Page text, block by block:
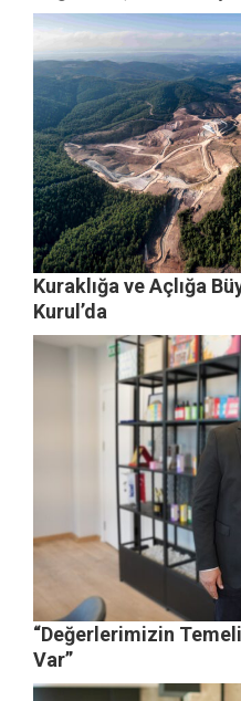
Kuraklığa ve Açlığa
Kurul’da
“Değerlerimizin
Var”